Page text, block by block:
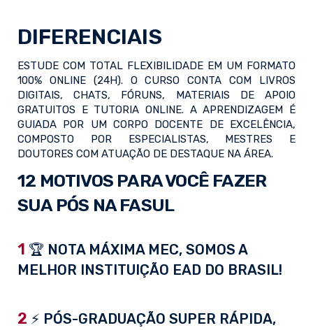
DIFERENCIAIS
ESTUDE COM TOTAL FLEXIBILIDADE EM UM FORMATO
100% ONLINE (24H). O CURSO CONTA COM LIVROS
DIGITAIS, CHATS, FÓRUNS, MATERIAIS DE APOIO
GRATUITOS E TUTORIA ONLINE. A APRENDIZAGEM É
GUIADA POR UM CORPO DOCENTE DE EXCELÊNCIA,
COMPOSTO POR ESPECIALISTAS, MESTRES E
DOUTORES COM ATUAÇÃO DE DESTAQUE NA ÁREA.
12 MOTIVOS PARA VOCÊ FAZER
SUA PÓS NA FASUL
1 🏆 NOTA MÁXIMA MEC, SOMOS A
MELHOR INSTITUIÇÃO EAD DO BRASIL!
2 ⚡ PÓS-GRADUAÇÃO SUPER RÁPIDA,